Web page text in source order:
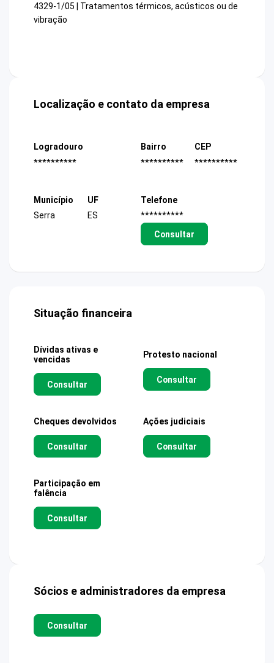
4329-1/05 | Tratamentos térmicos, acústicos ou de
vibração
Localização e contato da empresa
Logradouro
**********
Bairro
**********
CEP
**********
Município
Serra
UF
ES
Telefone
**********
Consultar
Situação financeira
Dívidas ativas e
vencidas
Consultar
Protesto nacional
Consultar
Cheques devolvidos
Consultar
Ações judiciais
Consultar
Participação em
falência
Consultar
Sócios e administradores da empresa
Consultar